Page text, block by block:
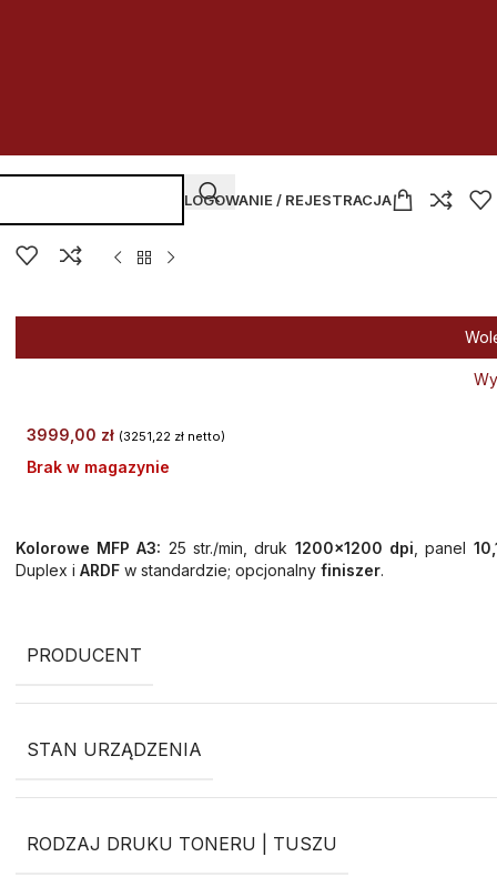
LOGOWANIE / REJESTRACJA
3999,00 zł (3251,22 złnetto)
Brak w magazynie
Kolorowe MFP A3: 25 str./min, druk 1200×1200 dpi , panel
Duplex i ARDFw standardzie; opcjonalny finiszer.
PRODUCENT
STAN URZĄDZENIA
RODZAJ DRUKU TONERU | TUSZU